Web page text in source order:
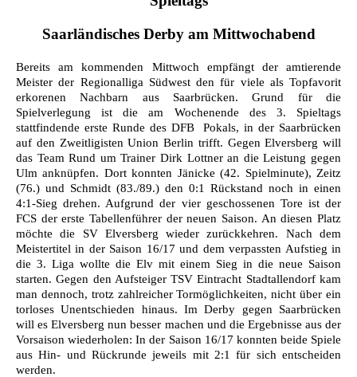
Saarländisches Derby am Mittwochabend
Bereits am kommenden Mittwoch empfängt der amtierende
Meister der Regionalliga Südwest den für viele als Topfavorit
erkorenen Nachbarn aus Saarbrücken. Grund für die
Spielverlegung ist die am Wochenende des 3. Spieltags
stattfindende erste Runde des DFB  Pokals, in der Saarbrücken
auf den Zweitligisten Union Berlin trifft. Gegen Elversberg will
das Team Rund um Trainer Dirk Lottner an die Leistung gegen
Ulm anknüpfen. Dort konnten Jänicke (42. Spielminute), Zeitz
(76.) und Schmidt (83./89.) den 0:1 Rückstand noch in einen
4:1-Sieg drehen. Aufgrund der vier geschossenen Tore ist der
FCS der erste Tabellenführer der neuen Saison. An diesen Platz
möchte die SV Elversberg wieder zurückkehren. Nach dem
Meistertitel in der Saison 16/17 und dem verpassten Aufstieg in
die 3. Liga wollte die Elv mit einem Sieg in die neue Saison
starten. Gegen den Aufsteiger TSV Eintracht Stadtallendorf kam
man dennoch, trotz zahlreicher Tormöglichkeiten, nicht über ein
torloses Unentschieden hinaus. Im Derby gegen Saarbrücken
will es Elversberg nun besser machen und die Ergebnisse aus der
Vorsaison wiederholen: In der Saison 16/17 konnten beide Spiele
aus Hin- und Rückrunde jeweils mit 2:1 für sich entscheiden
werden.